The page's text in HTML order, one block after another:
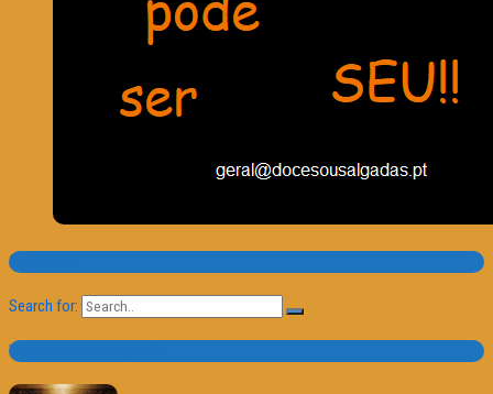
Pesquisa
Search for:
Trailer e Poster do Dia